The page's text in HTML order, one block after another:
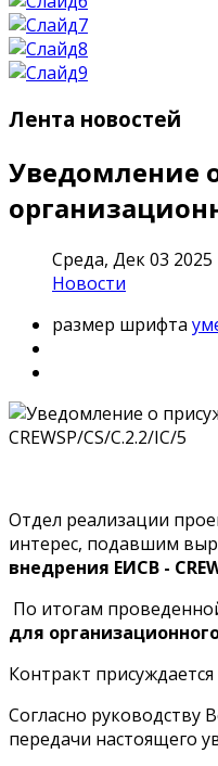
Лента новостей
Уведомление
Среда, Дек 03 2025
Новости
размер шрифта
Отдел реализации
интерес, подавшим
внедрения ЕИСВ -
По итогам
для
Контракт присуждается
Согласно руководству
передачи настоящего